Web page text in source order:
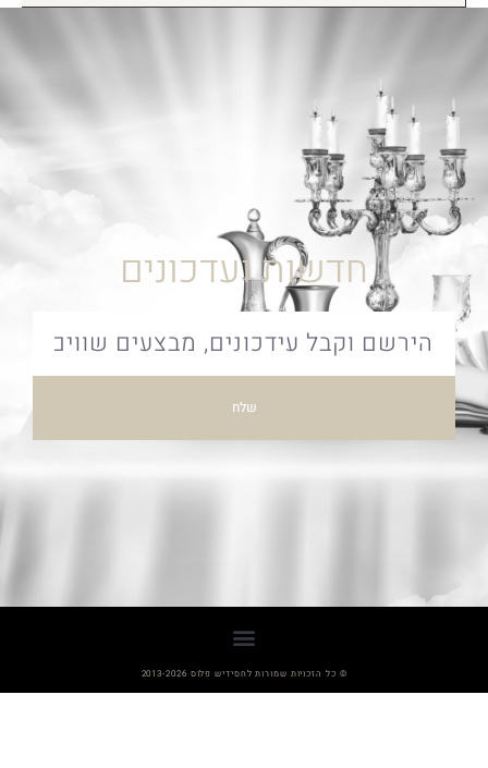
חדשות ועדכונים
שלח
© כל הזכויות שמורות לחסידיש פלוס 2013-2026